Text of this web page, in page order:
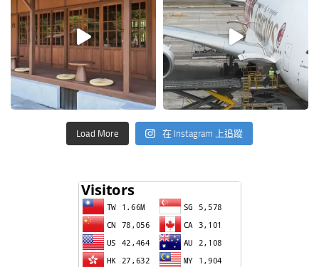
Load More 在 Instagram 上追蹤